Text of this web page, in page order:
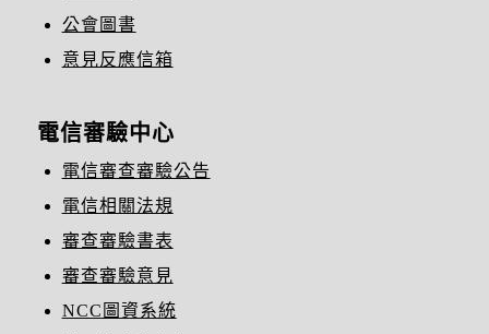
公會圖書
意見反應信箱
電信審驗中心
電信審查審驗公告
電信相關法規
審查審驗書表
審查審驗意見
NCC圖資系統